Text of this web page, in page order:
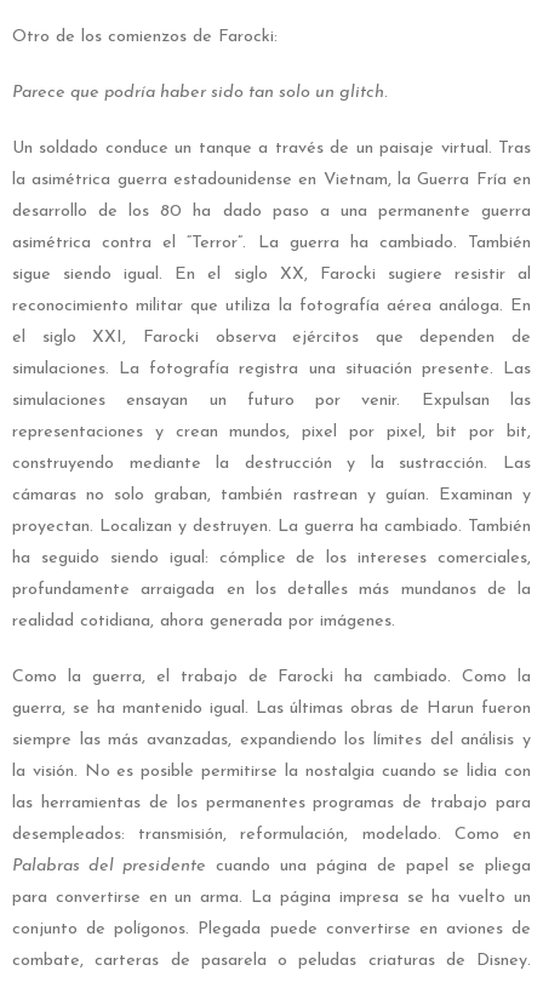
Otro de los comienzos de Farocki:
Parece que podría haber sido tan solo un glitch.
Un soldado conduce un tanque a través de un paisaje virtual. Tras
la asimétrica guerra estadounidense en Vietnam, la Guerra Fría en
desarrollo de los 80 ha dado paso a una permanente guerra
asimétrica contra el “Terror”. La guerra ha cambiado. También
sigue siendo igual. En el siglo XX, Farocki sugiere resistir al
reconocimiento militar que utiliza la fotografía aérea análoga. En
el siglo XXI, Farocki observa ejércitos que dependen de
simulaciones. La fotografía registra una situación presente. Las
simulaciones ensayan un futuro por venir. Expulsan las
representaciones y crean mundos, pixel por pixel, bit por bit,
construyendo mediante la destrucción y la sustracción. Las
cámaras no solo graban, también rastrean y guían. Examinan y
proyectan. Localizan y destruyen. La guerra ha cambiado. También
ha seguido siendo igual: cómplice de los intereses comerciales,
profundamente arraigada en los detalles más mundanos de la
realidad cotidiana, ahora generada por imágenes.
Como la guerra, el trabajo de Farocki ha cambiado. Como la
guerra, se ha mantenido igual. Las últimas obras de Harun fueron
siempre las más avanzadas, expandiendo los límites del análisis y
la visión. No es posible permitirse la nostalgia cuando se lidia con
las herramientas de los permanentes programas de trabajo para
desempleados: transmisión, reformulación, modelado. Como en
Palabras del presidente cuando una página de papel se pliega
para convertirse en un arma. La página impresa se ha vuelto un
conjunto de polígonos. Plegada puede convertirse en aviones de
combate, carteras de pasarela o peludas criaturas de Disney.